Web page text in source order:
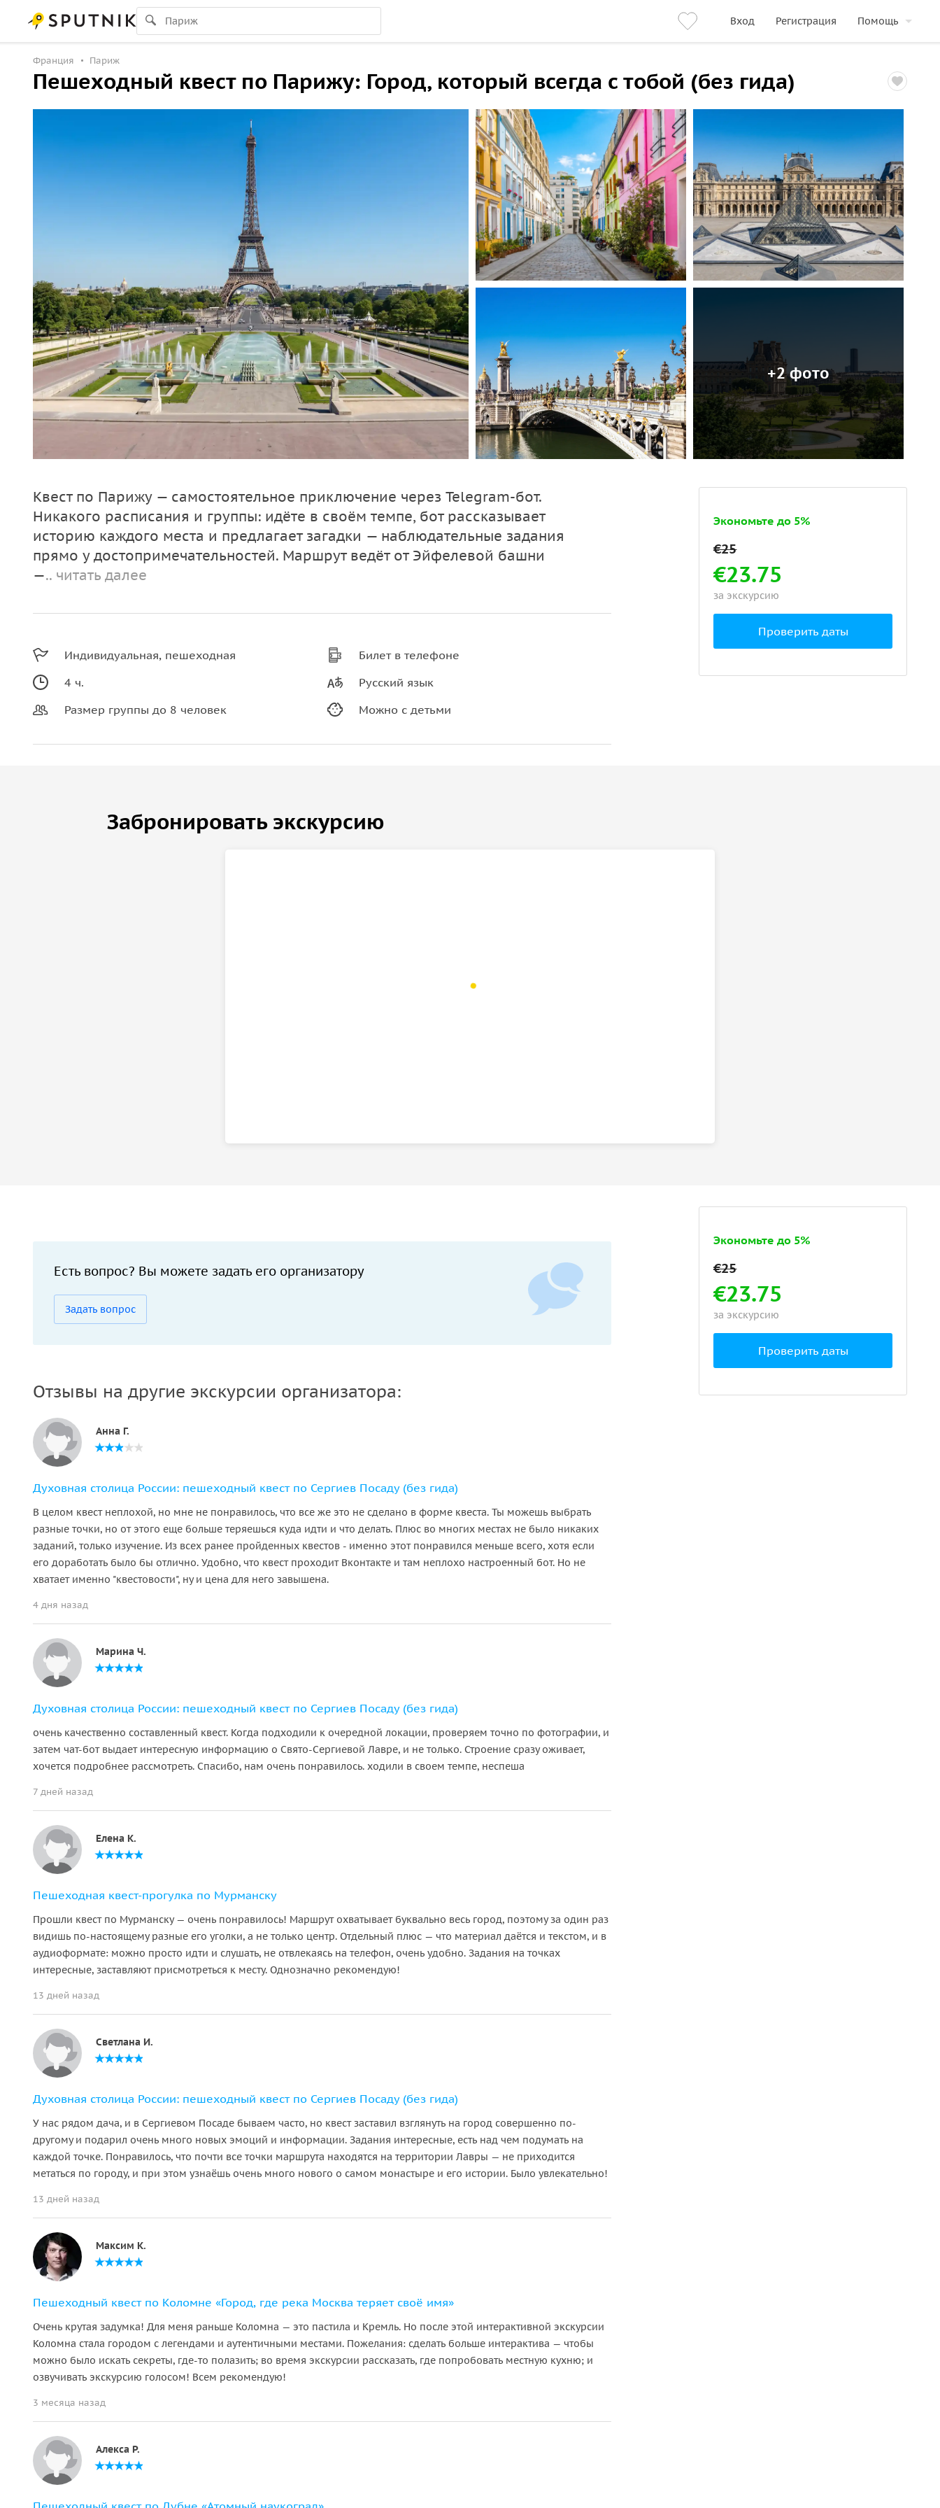
Вход Регистрация Помощь
Франция Париж
Пешеходный квест по Парижу: Город, который всегда с тобой (без гида)
+2 фото
Квест по Парижу — самостоятельное приключение через Telegram-бот.
Никакого расписания и группы: идёте в своём темпе, бот рассказывает
историю каждого места и предлагает загадки — наблюдательные задания
прямо у достопримечательностей. Маршрут ведёт от Эйфелевой башни
—.. читать далее
Индивидуальная, пешеходная
4 ч.
Размер группы до 8 человек
Билет в телефоне
Русский язык
Можно с детьми
Экономьте до 5%
€23.75
за экскурсию
Проверить даты
Забронировать экскурсию
Есть вопрос? Вы можете задать его организатору
Задать вопрос
Отзывы на другие экскурсии организатора:
Анна Г.
Духовная столица России: пешеходный квест по Сергиев Посаду (без гида)
В целом квест неплохой, но мне не понравилось, что все же это не сделано в форме квеста. Ты можешь выбрать
разные точки, но от этого еще больше теряешься куда идти и что делать. Плюс во многих местах не было никаких
заданий, только изучение. Из всех ранее пройденных квестов - именно этот понравился меньше всего, хотя если
его доработать было бы отлично. Удобно, что квест проходит Вконтакте и там неплохо настроенный бот. Но не
хватает именно "квестовости", ну и цена для него завышена.
4 дня назад
Марина Ч.
Духовная столица России: пешеходный квест по Сергиев Посаду (без гида)
очень качественно составленный квест. Когда подходили к очередной локации, проверяем точно по фотографии, и
затем чат-бот выдает интересную информацию о Свято-Сергиевой Лавре, и не только. Строение сразу оживает,
хочется подробнее рассмотреть. Спасибо, нам очень понравилось. ходили в своем темпе, неспеша
7 дней назад
Елена К.
Пешеходная квест-прогулка по Мурманску
Прошли квест по Мурманску — очень понравилось! Маршрут охватывает буквально весь город, поэтому за один раз
видишь по-настоящему разные его уголки, а не только центр. Отдельный плюс — что материал даётся и текстом, и в
аудиоформате: можно просто идти и слушать, не отвлекаясь на телефон, очень удобно. Задания на точках
интересные, заставляют присмотреться к месту. Однозначно рекомендую!
13 дней назад
Светлана И.
Духовная столица России: пешеходный квест по Сергиев Посаду (без гида)
У нас рядом дача, и в Сергиевом Посаде бываем часто, но квест заставил взглянуть на город совершенно по-
другому и подарил очень много новых эмоций и информации. Задания интересные, есть над чем подумать на
каждой точке. Понравилось, что почти все точки маршрута находятся на территории Лавры — не приходится
метаться по городу, и при этом узнаёшь очень много нового о самом монастыре и его истории. Было увлекательно!
13 дней назад
Максим К.
Пешеходный квест по Коломне «Город, где река Москва теряет своё имя»
Очень крутая задумка! Для меня раньше Коломна — это пастила и Кремль. Но после этой интерактивной экскурсии
Коломна стала городом с легендами и аутентичными местами. Пожелания: сделать больше интерактива — чтобы
можно было искать секреты, где‑то полазить; во время экскурсии рассказать, где попробовать местную кухню; и
озвучивать экскурсию голосом! Всем рекомендую!
3 месяца назад
Алекса Р.
Экономьте до 5%
€23.75
за экскурсию
Проверить даты